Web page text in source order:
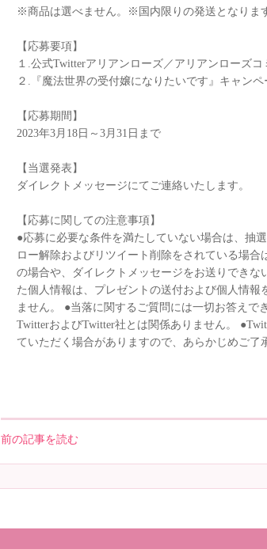
※商品は選べません。※国内限りの発送となりま
【応募要項】
１.公式Twitterアリアンローズ／アリアンローズ
２.『魔法世界の受付嬢になりたいです』キャン
【応募期間】
2023年3月18日～3月31日まで
【当選発表】
ダイレクトメッセージにてご連絡いたします。
【応募に関しての注意事項】
●応募に必要な条件を満たしていない場合は、抽
ロー解除およびリツイート削除をされている場
の場合や、ダイレクトメッセージをお送りでき
た個人情報は、プレゼントの送付および個人情
ません。 ●当落に関するご質問には一切お答えで
TwitterおよびTwitter社とは関係ありません。
ていただく場合がありますので、あらかじめご了
前の記事を読む